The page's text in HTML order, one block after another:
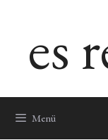
springenes
Menü